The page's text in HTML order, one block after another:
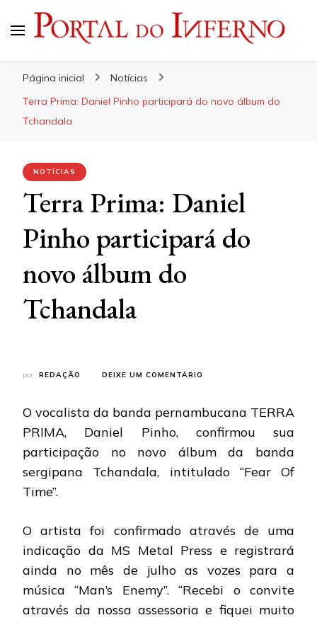
Página inicial
Notícias
Terra Prima: Daniel Pinho participará do novo álbum do
Tchandala
NOTÍCIAS
Terra Prima: Daniel
Pinho participará do
novo álbum do
Tchandala
por REDAÇÃO DEIXE UM COMENTÁRIO
DANIEL
PINHO
PARTICIPARÁ
DO
ÁLBUM
O vocalista da banda pernambucana TERRA
PRIMA, Daniel Pinho, confirmou sua
participação no novo álbum da banda
sergipana Tchandala, intitulado “Fear Of
Time”.
O artista foi confirmado através de uma
indicação da MS Metal Press e registrará
ainda no mês de julho as vozes para a
música “Man’s Enemy”. “Recebi o convite
através da nossa assessoria e fiquei muito